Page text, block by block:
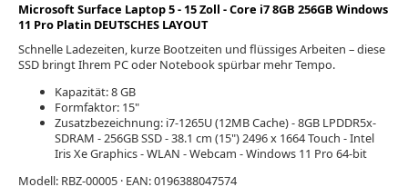
Microsoft Surface Laptop 5 - 15 Zoll - Core i7 8GB 256GB Windows
11 Pro Platin DEUTSCHES LAYOUT
Schnelle Ladezeiten, kurze Bootzeiten und flüssiges Arbeiten – diese
SSD bringt Ihrem PC oder Notebook spürbar mehr Tempo.
Kapazität: 8 GB
Formfaktor: 15"
Zusatzbezeichnung: i7-1265U (12MB Cache) - 8GB LPDDR5x-
SDRAM - 256GB SSD - 38.1 cm (15") 2496 x 1664 Touch - Intel
Iris Xe Graphics - WLAN - Webcam - Windows 11 Pro 64-bit
Modell: RBZ-00005 · EAN: 0196388047574